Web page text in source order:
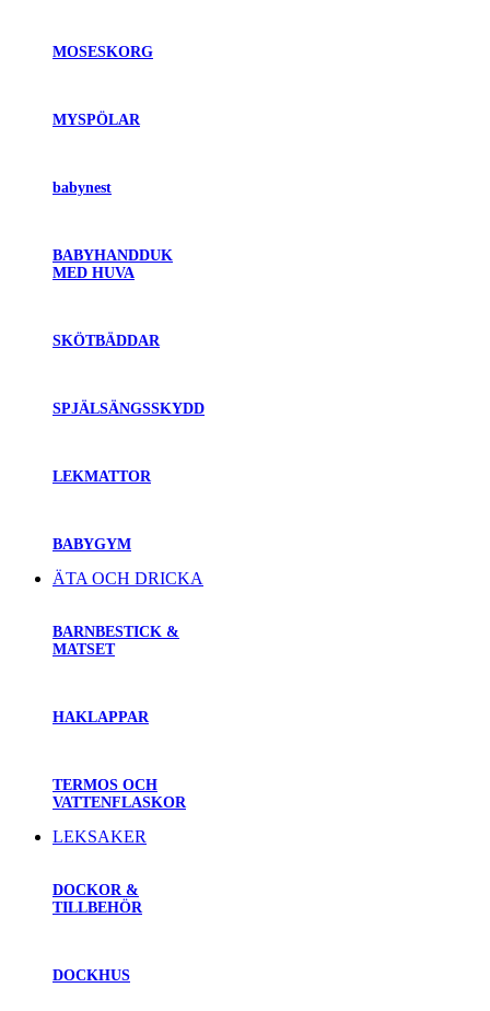
MOSESKORG
MYSPÖLAR
babynest
BABYHANDDUK
MED HUVA
SKÖTBÄDDAR
SPJÄLSÄNGSSKYDD
LEKMATTOR
BABYGYM
ÄTA OCH DRICKA
BARNBESTICK &
MATSET
HAKLAPPAR
TERMOS OCH
VATTENFLASKOR
LEKSAKER
DOCKOR &
TILLBEHÖR
DOCKHUS